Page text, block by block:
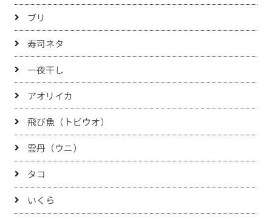
ブリ
寿司ネタ
一夜干し
アオリイカ
飛び魚（トビウオ）
雲丹（ウニ）
タコ
いくら